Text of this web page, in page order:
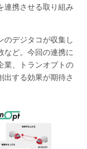
連携させる取り組み
のデジタコが収集し
など。今回の連携に
業、トランオプトの
する効果が期待さ